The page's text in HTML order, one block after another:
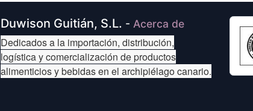
Duwison Guitián, S.L. - Acerca de
Dedicados a la importación, distribución,
logística y comercialización de productos
alimenticios y bebidas en el archipiélago canario.